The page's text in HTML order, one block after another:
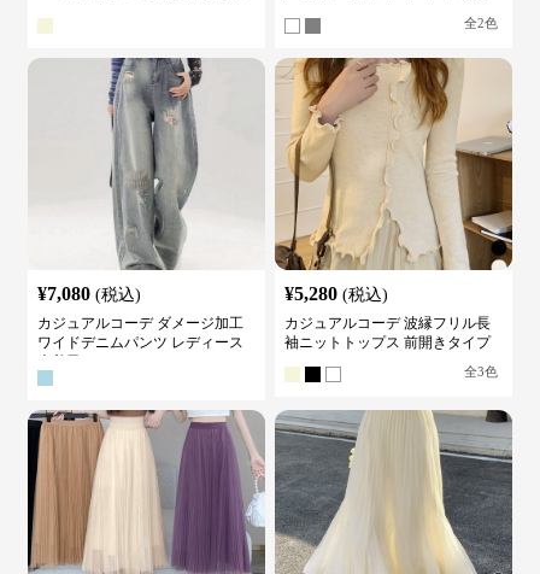
全2色
¥7,080 (税込)
カジュアルコーデ ダメージ加工
ワイドデニムパンツ レディース
¥5,280 (税込)
カジュアルコーデ 波縁フリル長
袖ニットトップス 前開きタイプ
全3色